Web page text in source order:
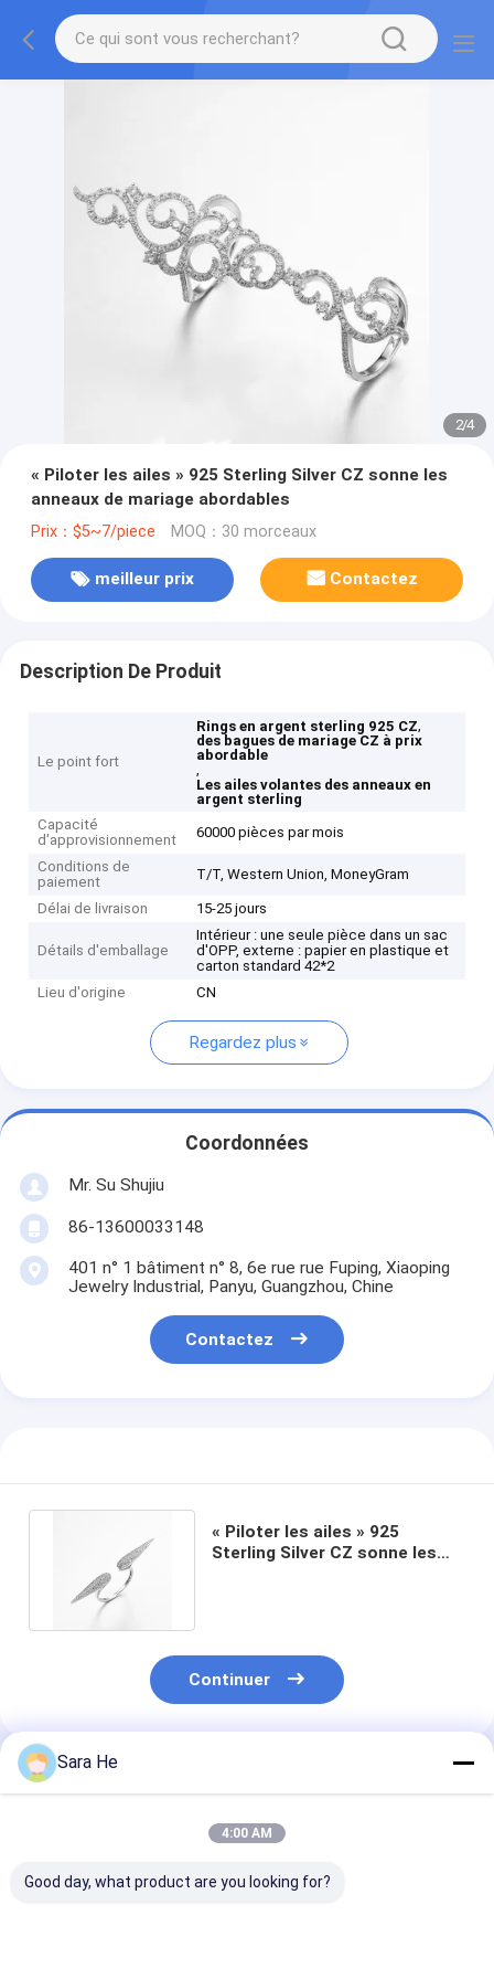
2/4
« Piloter les ailes » 925 Sterling Silver CZ sonne les
anneaux de mariage abordables
Prix：$5~7/piece MOQ：30 morceaux
meilleur prix Contactez
Description De Produit
Le point fort
Rings en argent sterling 925 CZ,
des bagues de mariage CZ à prix
abordable
,
Les ailes volantes des anneaux en
argent sterling
Capacité
d'approvisionnement
60000 pièces par mois
Conditions de
paiement
T/T, Western Union, MoneyGram
Délai de livraison 15-25 jours
Détails d'emballage
Intérieur : une seule pièce dans un sac
d'OPP, externe : papier en plastique et
carton standard 42*2
Lieu d'origine
CN
Regardez plus
Coordonnées
Mr. Su Shujiu
86-13600033148
401 n° 1 bâtiment n° 8, 6e rue rue Fuping, Xiaoping
Jewelry Industrial, Panyu, Guangzhou, Chine
Contactez
« Piloter les ailes » 925
Sterling Silver CZ sonne les
Continuer
Produits Recommandés
Sara He
4:00 AM
Good day, what product are you looking for?